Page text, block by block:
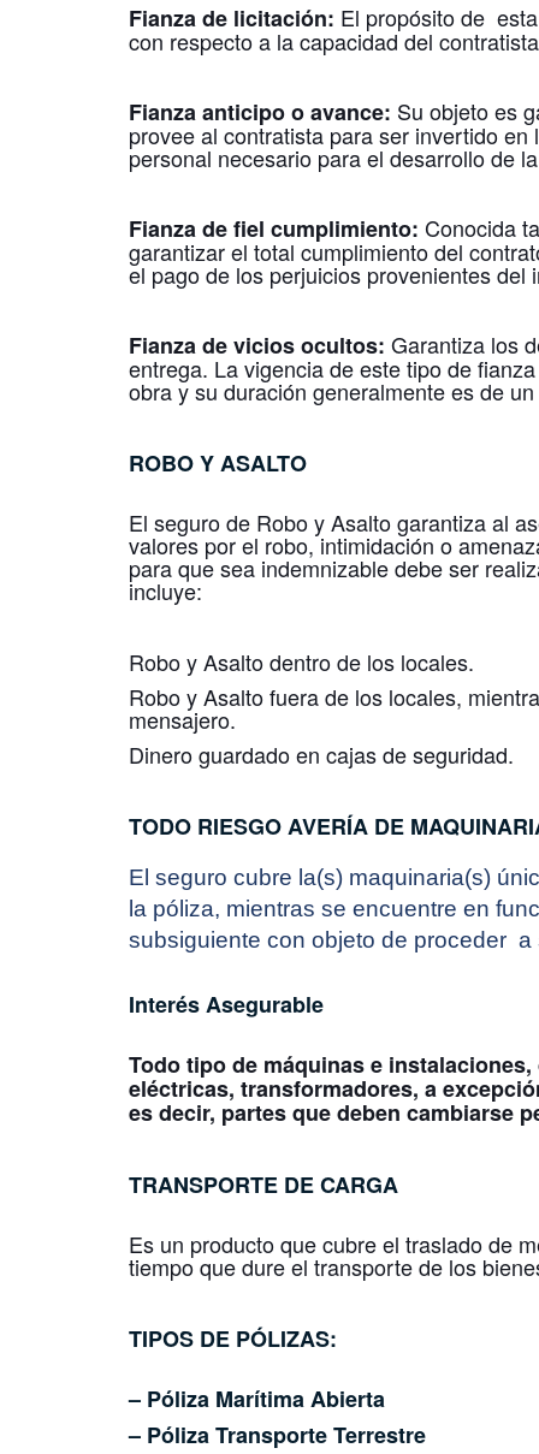
Fianza de licitación: El propósito de
con respecto a la capacidad del
Fianza anticipo o avance: Su objeto es
provee al contratista para ser invertido
personal necesario para el desarrollo de
Fianza de fiel cumplimiento: Conocida
garantizar el total cumplimiento del
el pago de los perjuicios provenientes del
Fianza de vicios ocultos: Garantiza los
entrega. La vigencia de este tipo de
obra y su duración generalmente es de
ROBO Y ASALTO
El seguro de Robo y Asalto garantiza al
valores por el robo, intimidación o
para que sea indemnizable debe ser
incluye:
Robo y Asalto dentro de los locales.
Robo y Asalto fuera de los locales,
mensajero.
Dinero guardado en cajas de seguridad.
TODO RIESGOAVERÍA DE
El seguro cubre la(s) maquinaria(s)
la póliza, mientras se encuentre en
subsiguiente con objeto de proceder
Interés Asegurable
Todo tipo de máquinas e
eléctricas, transformadores, a
es decir, partes que deben cambiarse
TRANSPORTE DE CARGA
Es un producto que cubre el traslado de
tiempo que dure el transporte de los
TIPOS DE PÓLIZAS:
– Póliza Marítima Abierta
– Póliza Transporte Terrestre